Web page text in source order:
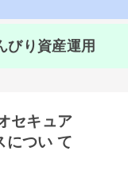
びり資産運用
セキュア
につい て